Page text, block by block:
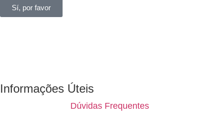
Sí, por favor
Informações Úteis
Dúvidas Frequentes